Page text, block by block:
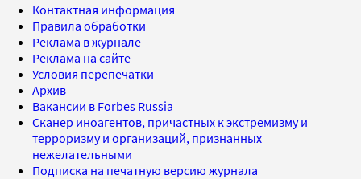
Контактная информация
Правила обработки
Реклама в журнале
Реклама на сайте
Условия перепечатки
Архив
Вакансии в Forbes Russia
Сканер иноагентов, причастных к экстремизму и
терроризму и организаций, признанных
нежелательными
Подписка на печатную версию журнала